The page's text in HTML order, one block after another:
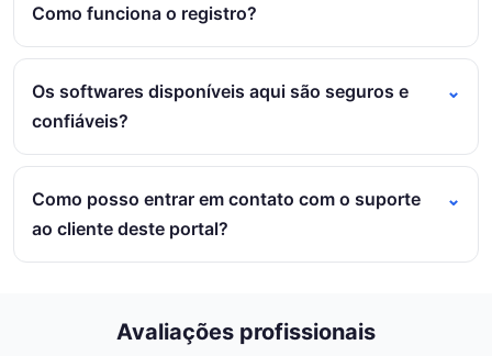
Como funciona o registro?
Os softwares disponíveis aqui são seguros e
confiáveis?
Como posso entrar em contato com o suporte
ao cliente deste portal?
Avaliações profissionais